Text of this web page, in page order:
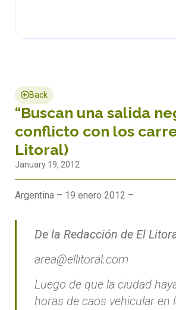
Back
“Buscan una salida
conflicto con los
Litoral)
January 19, 2012
Argentina – 19 enero 2012 –
De la Redacción de El
area@ellitoral.com
Luego de que la ciudad
horas de caos vehicular en